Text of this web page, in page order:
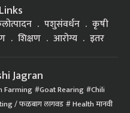
पशुसंवर्धन
कृषी
शिक्षण आरोग्य इतर
Jagran
Farming Goat Rearing Chili
/ फळबाग लागवड Health मानवी